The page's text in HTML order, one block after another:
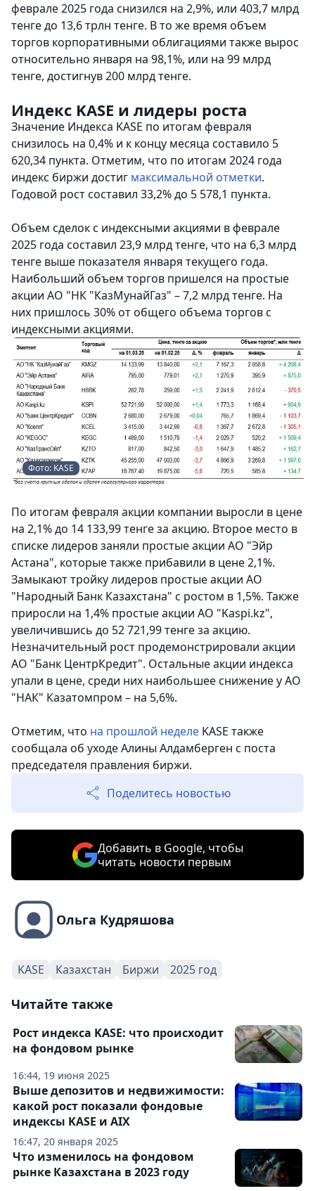
феврале 2025 года снизился на 2,9%, или 403,7 млрд
тенге до 13,6 трлн тенге. В то же время объем
торгов корпоративными облигациями также вырос
относительно января на 98,1%, или на 99 млрд
тенге, достигнув 200 млрд тенге.
Индекс KASE и лидеры роста
Значение Индекса KASE по итогам февраля
снизилось на 0,4% и к концу месяца составило 5
620,34 пункта. Отметим, что по итогам 2024 года
индекс биржи достиг максимальной отметки.
Годовой рост составил 33,2% до 5 578,1 пункта.
Объем сделок с индексными акциями в феврале
2025 года составил 23,9 млрд тенге, что на 6,3 млрд
тенге выше показателя января текущего года.
Наибольший объем торгов пришелся на простые
акции АО "НК "КазМунайГаз" – 7,2 млрд тенге. На
них пришлось 30% от общего объема торгов с
индексными акциями.
Фото: KASE
По итогам февраля акции компании выросли в цене
на 2,1% до 14 133,99 тенге за акцию. Второе место в
списке лидеров заняли простые акции АО "Эйр
Астана", которые также прибавили в цене 2,1%.
Замыкают тройку лидеров простые акции АО
"Народный Банк Казахстана" с ростом в 1,5%. Также
приросли на 1,4% простые акции АО "Kaspi.kz",
увеличившись до 52 721,99 тенге за акцию.
Незначительный рост продемонстрировали акции
АО "Банк ЦентрКредит". Остальные акции индекса
упали в цене, среди них наибольшее снижение у АО
"НАК" Казатомпром – на 5,6%.
Отметим, что на прошлой неделе KASE также
сообщала об уходе Алины Алдамберген с поста
председателя правления биржи.
Поделитесь новостью
Добавить в Google, чтобы
читать новости первым
Ольга Кудряшова
KASE Казахстан Биржи 2025 год
Читайте также
16:44, 19 июня 2025
Рост индекса KASE: что происходит
на фондовом рынке
16:47, 20 января 2025
Выше депозитов и недвижимости:
какой рост показали фондовые
индексы KASE и AIX
Что изменилось на фондовом
рынке Казахстана в 2023 году